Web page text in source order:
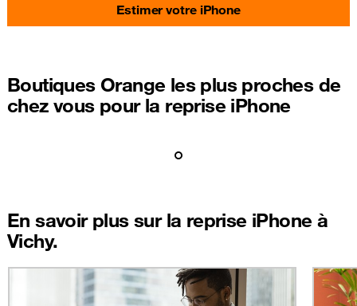
Estimer votre iPhone
Boutiques Orange les plus proches de
chez vous pour la reprise iPhone
En savoir plus sur la reprise iPhone à
Vichy.